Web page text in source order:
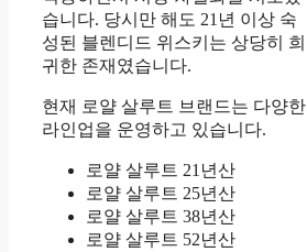
습니다. 당시만 해도 21년 이상 숙
성된 블렌디드 위스키는 상당히 희
귀한 존재였습니다.
현재 로얄 살루트 브랜드는 다양한
라인업을 운영하고 있습니다.
로얄 살루트 21년산
로얄 살루트 25년산
로얄 살루트 38년산
로얄 살루트 52년산